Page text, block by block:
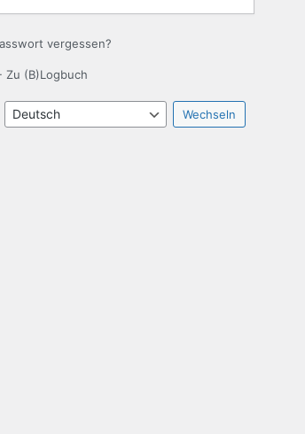
vergessen?
Zu (B)Logbuch
Sprache